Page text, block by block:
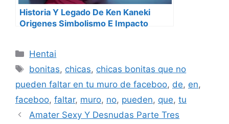
Historia Y Legado De Ken Kaneki
Origenes Simbolismo E Impacto
Categorías
Hentai
Etiquetas
bonitas, chicas, chicas bonitas que no
pueden faltar en tu muro de faceboo, de, en,
faceboo, faltar, muro, no, pueden, que, tu
Amater Sexy Y Desnudas Parte Tres